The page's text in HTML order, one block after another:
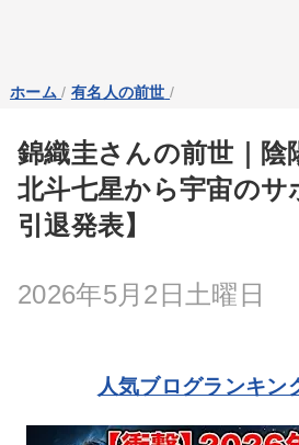
ホーム / 有名人の前世 /
錦織圭さんの前世｜陰
北斗七星から宇宙のサ
引退発表】
2026年5月2日土曜日
人気ブログランキン